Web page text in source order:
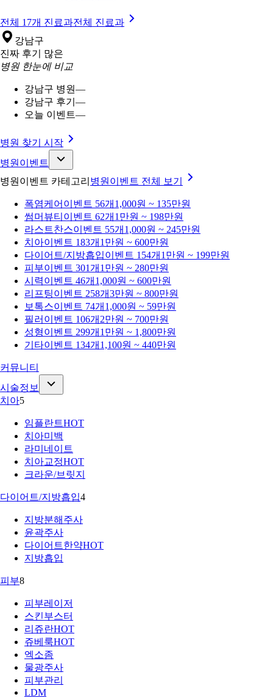
전체 17개 진료과전체 진료과
강남구
진짜 후기 많은
병원 한눈에 비교
강남구 병원—
강남구 후기 —
오늘 이벤트—
병원 찾기 시작
병원이벤트
병원이벤트 카테고리 병원이벤트 전체 보기
폭염케어 이벤트 56개 1,000원 ~ 135만원
썸머뷰티 이벤트 62개 1만원 ~ 198만원
라스트찬스이벤트 55개 1,000원 ~ 245만원
치아이벤트 183개 1만원 ~ 600만원
다이어트/지방흡입이벤트 154개 1만원 ~ 199만원
피부이벤트 301개 1만원 ~ 280만원
시력이벤트 46개 1,000원 ~ 600만원
리프팅이벤트 258개3만원 ~ 800만원
보톡스이벤트 74개 1,000원 ~ 59만원
필러 이벤트 106개 2만원 ~ 700만원
성형이벤트 299개 1만원 ~ 1,800만원
기타이벤트 134개 1,100원 ~ 440만원
커뮤니티
시술정보
치아5
임플란트HOT
치아미백
라미네이트
치아교정HOT
크라운/브릿지
다이어트/지방흡입4
지방분해주사
윤곽주사
다이어트한약HOT
지방흡입
피부8
피부레이저
스킨부스터
리쥬란HOT
쥬베룩HOT
엑소좀
물광주사
피부관리
LDM